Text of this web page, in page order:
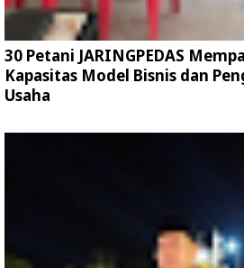
30 Petani JARINGPEDAS
Kapasitas Model Bisnis dan
Usaha